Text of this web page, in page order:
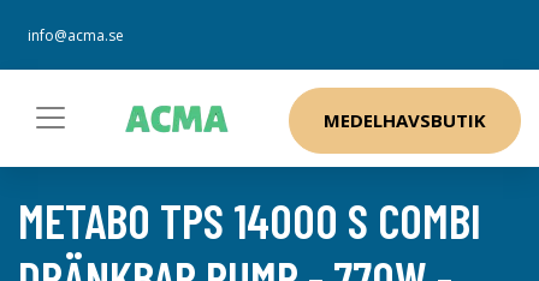
info@acma.se
MEDELHAVSBUTIK
METABO TPS 14000 S COMBI